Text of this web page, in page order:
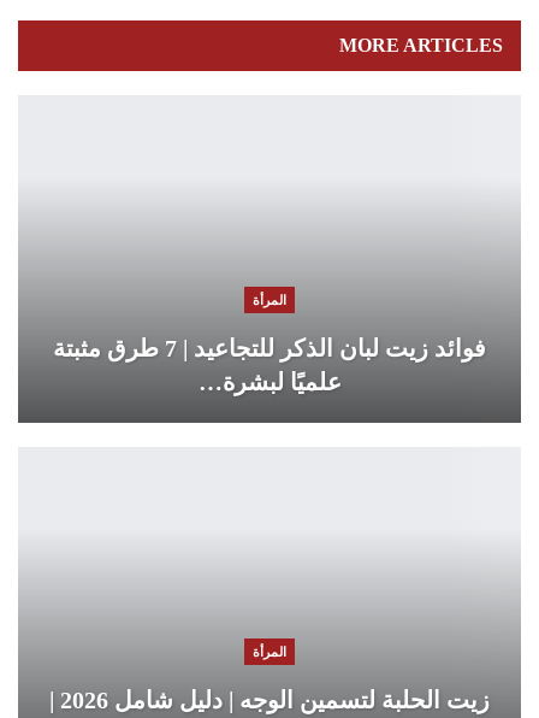
MORE ARTICLES
المرأة
فوائد زيت لبان الذكر للتجاعيد | 7 طرق مثبتة
علميًا لبشرة…
المرأة
زيت الحلبة لتسمين الوجه | دليل شامل 2026 |